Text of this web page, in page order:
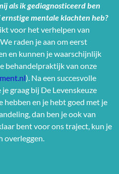
als ik gediagnosticeerd ben
mentale klachten heb?
voor het verhelpen van
raden je aan om eerst
en kunnen je waarschijnlijk
behandelpraktijk van onze
). Na een succesvolle
graag bij De Levenskeuze
hebben en je hebt goed met je
dan ben je ook van
bent voor ons traject, kun je
overleggen.